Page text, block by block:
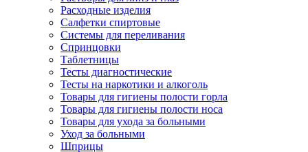
Расходные изделия
Салфетки спиртовые
Системы для переливания
Спринцовки
Таблетницы
Тесты диагностические
Тесты на наркотики и алкоголь
Товары для гигиены полости горла
Товары для гигиены полости носа
Товары для ухода за больными
Уход за больными
Шприцы